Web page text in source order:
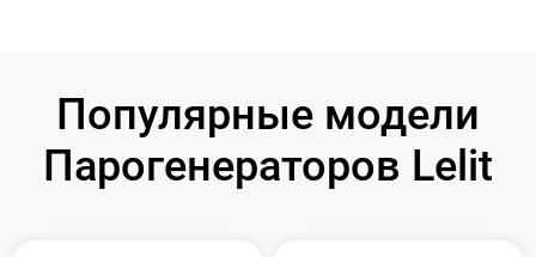
Популярные модели
Парогенераторов Lelit